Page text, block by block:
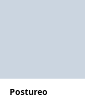
Postureo